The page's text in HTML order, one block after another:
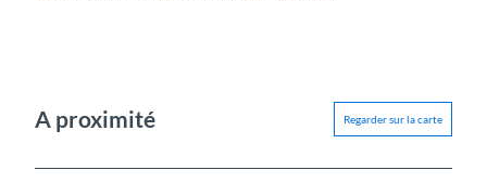
A proximité Regarder sur la carte